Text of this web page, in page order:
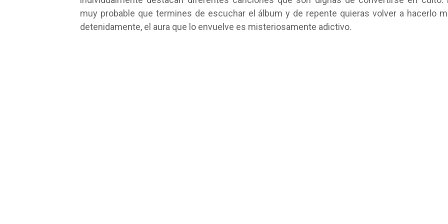
muy probable que termines de escuchar el álbum y de repente quieras volver a hacerlo
detenidamente, el aura que lo envuelve es misteriosamente adictivo.